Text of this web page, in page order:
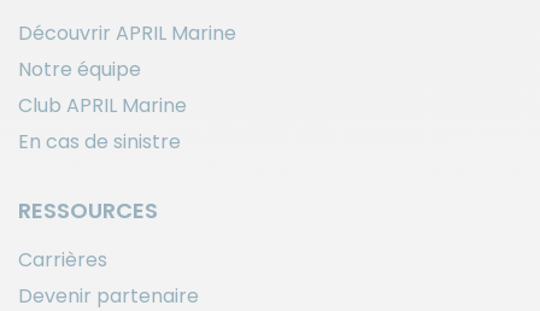
Découvrir APRIL Marine
Notre équipe
Club APRIL Marine
En cas de sinistre
RESSOURCES
Carrières
Devenir partenaire